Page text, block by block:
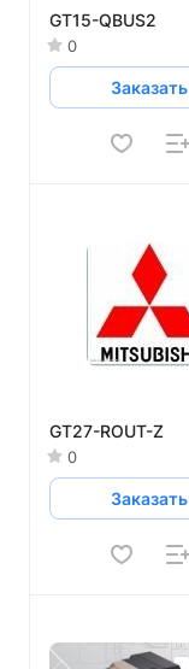
GT15-QBUS2
0
Заказать
GT27-ROUT-Z
0
Заказать